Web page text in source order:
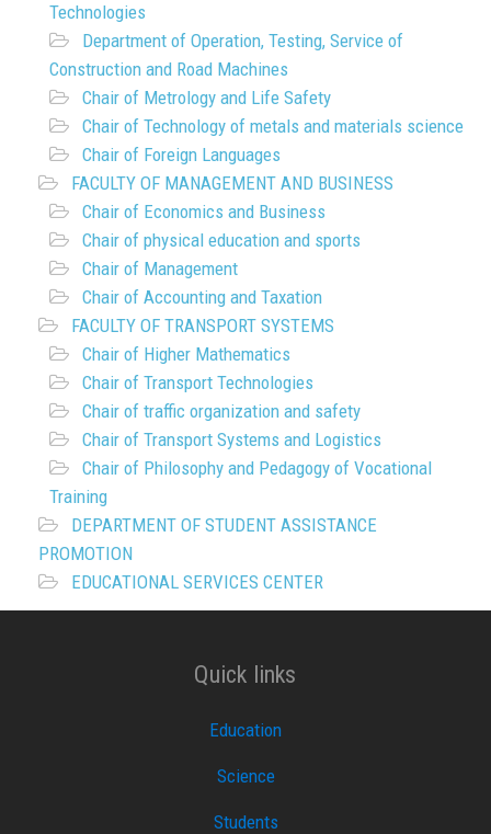
Technologies
Department of Operation, Testing, Service of
Construction and Road Machines
Chair of Metrology and Life Safety
Chair of Technology of metals and materials science
Chair of Foreign Languages
FACULTY OF MANAGEMENT AND BUSINESS
Chair of Economics and Business
Chair of physical education and sports
Chair of Management
Chair of Accounting and Taxation
FACULTY OF TRANSPORT SYSTEMS
Chair of Higher Mathematics
Chair of Transport Technologies
Chair of traffic organization and safety
Chair of Transport Systems and Logistics
Chair of Philosophy and Pedagogy of Vocational
Training
DEPARTMENT OF STUDENT ASSISTANCE
PROMOTION
EDUCATIONAL SERVICES CENTER
Quick links
Education
Science
Students